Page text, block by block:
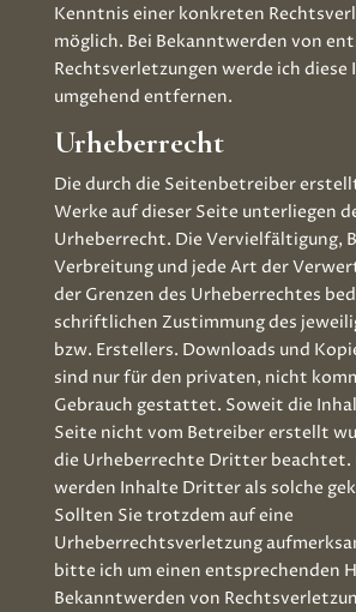
Kenntnis einer konkreten
möglich. Bei Bekanntwerden von
Rechtsverletzungen werde ich diese
umgehend entfernen.
Urheberrecht
Die durch die Seitenbetreiber
Werke auf dieser Seite unterliegen
Urheberrecht. Die Vervielfältigung,
Verbreitung und jede Art der
der Grenzen des Urheberrechtes
schriftlichen Zustimmung des
bzw. Erstellers. Downloads und
sind nur für den privaten, nicht
Gebrauch gestattet. Soweit die
Seite nicht vom Betreiber erstellt
die Urheberrechte Dritter beachtet.
werden Inhalte Dritter als solche
Sollten Sie trotzdem auf eine
Urheberrechtsverletzung
bitte ich um einen entsprechenden
Bekanntwerden von